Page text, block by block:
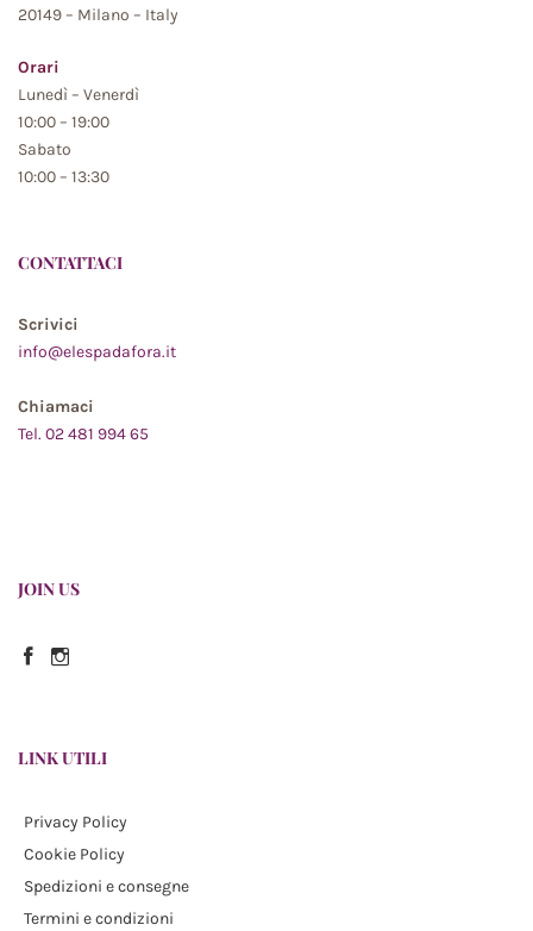
20149 – Milano – Italy
Orari
Lunedì – Venerdì
10:00 – 19:00
Sabato
10:00 – 13:30
CONTATTACI
Scrivici
info@elespadafora.it
Chiamaci
Tel. 02 481 994 65
JOIN US
Facebook
Instagram
LINK UTILI
Privacy Policy
Cookie Policy
Spedizioni e consegne
Termini e condizioni